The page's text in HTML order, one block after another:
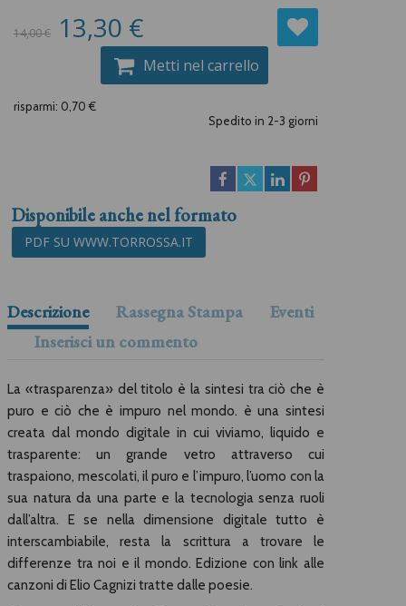
14,00 € 13,30 €
Metti nel carrello
risparmi: 0,70 €
Spedito in 2-3 giorni
Disponibile anche nel formato
PDF SU WWW.TORROSSA.IT
Descrizione Rassegna Stampa
Eventi
Inserisci un commento
La «trasparenza» del titolo è la sintesi tra ciò che è
puro e ciò che è impuro nel mondo. è una sintesi
creata dal mondo digitale in cui viviamo, liquido e
trasparente: un grande vetro attraverso cui
traspaiono, mescolati, il puro e l’impuro, l’uomo con la
sua natura da una parte e la tecnologia senza ruoli
dall’altra. E se nella dimensione digitale tutto è
interscambiabile, resta la scrittura a trovare le
differenze tra noi e il mondo. Edizione con link alle
canzoni di Elio Cagnizi tratte dalle poesie.